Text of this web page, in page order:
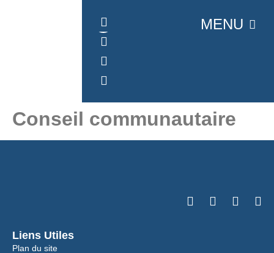
MENU
Conseil communautaire
Liens Utiles
Plan du site